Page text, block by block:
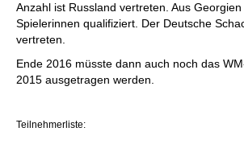
Anzahl ist Russland vertreten. Aus
Spielerinnen qualifiziert. Der Deutsche
vertreten.
Ende 2016 müsste dann auch noch das
2015 ausgetragen werden.
Teilnehmerliste: